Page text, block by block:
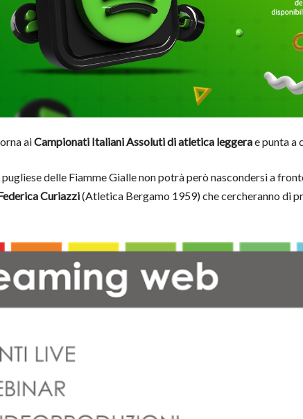
aiCampionati Italiani Assoluti di atletica leggerae punta a
delle Fiamme Gialle non potrà però nascondersi a
Curiazzi(Atletica Bergamo 1959) che cercheranno di